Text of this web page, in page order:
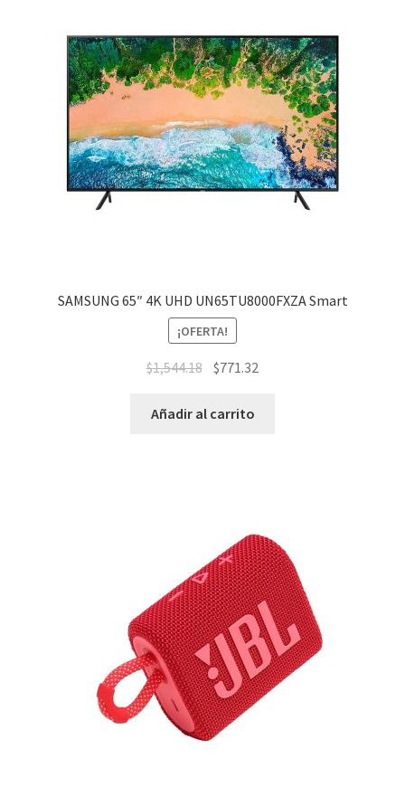
SAMSUNG 65″ 4K UHD UN65TU8000FXZA Smart
¡OFERTA!
$1,544.18 $771.32
Añadir al carrito